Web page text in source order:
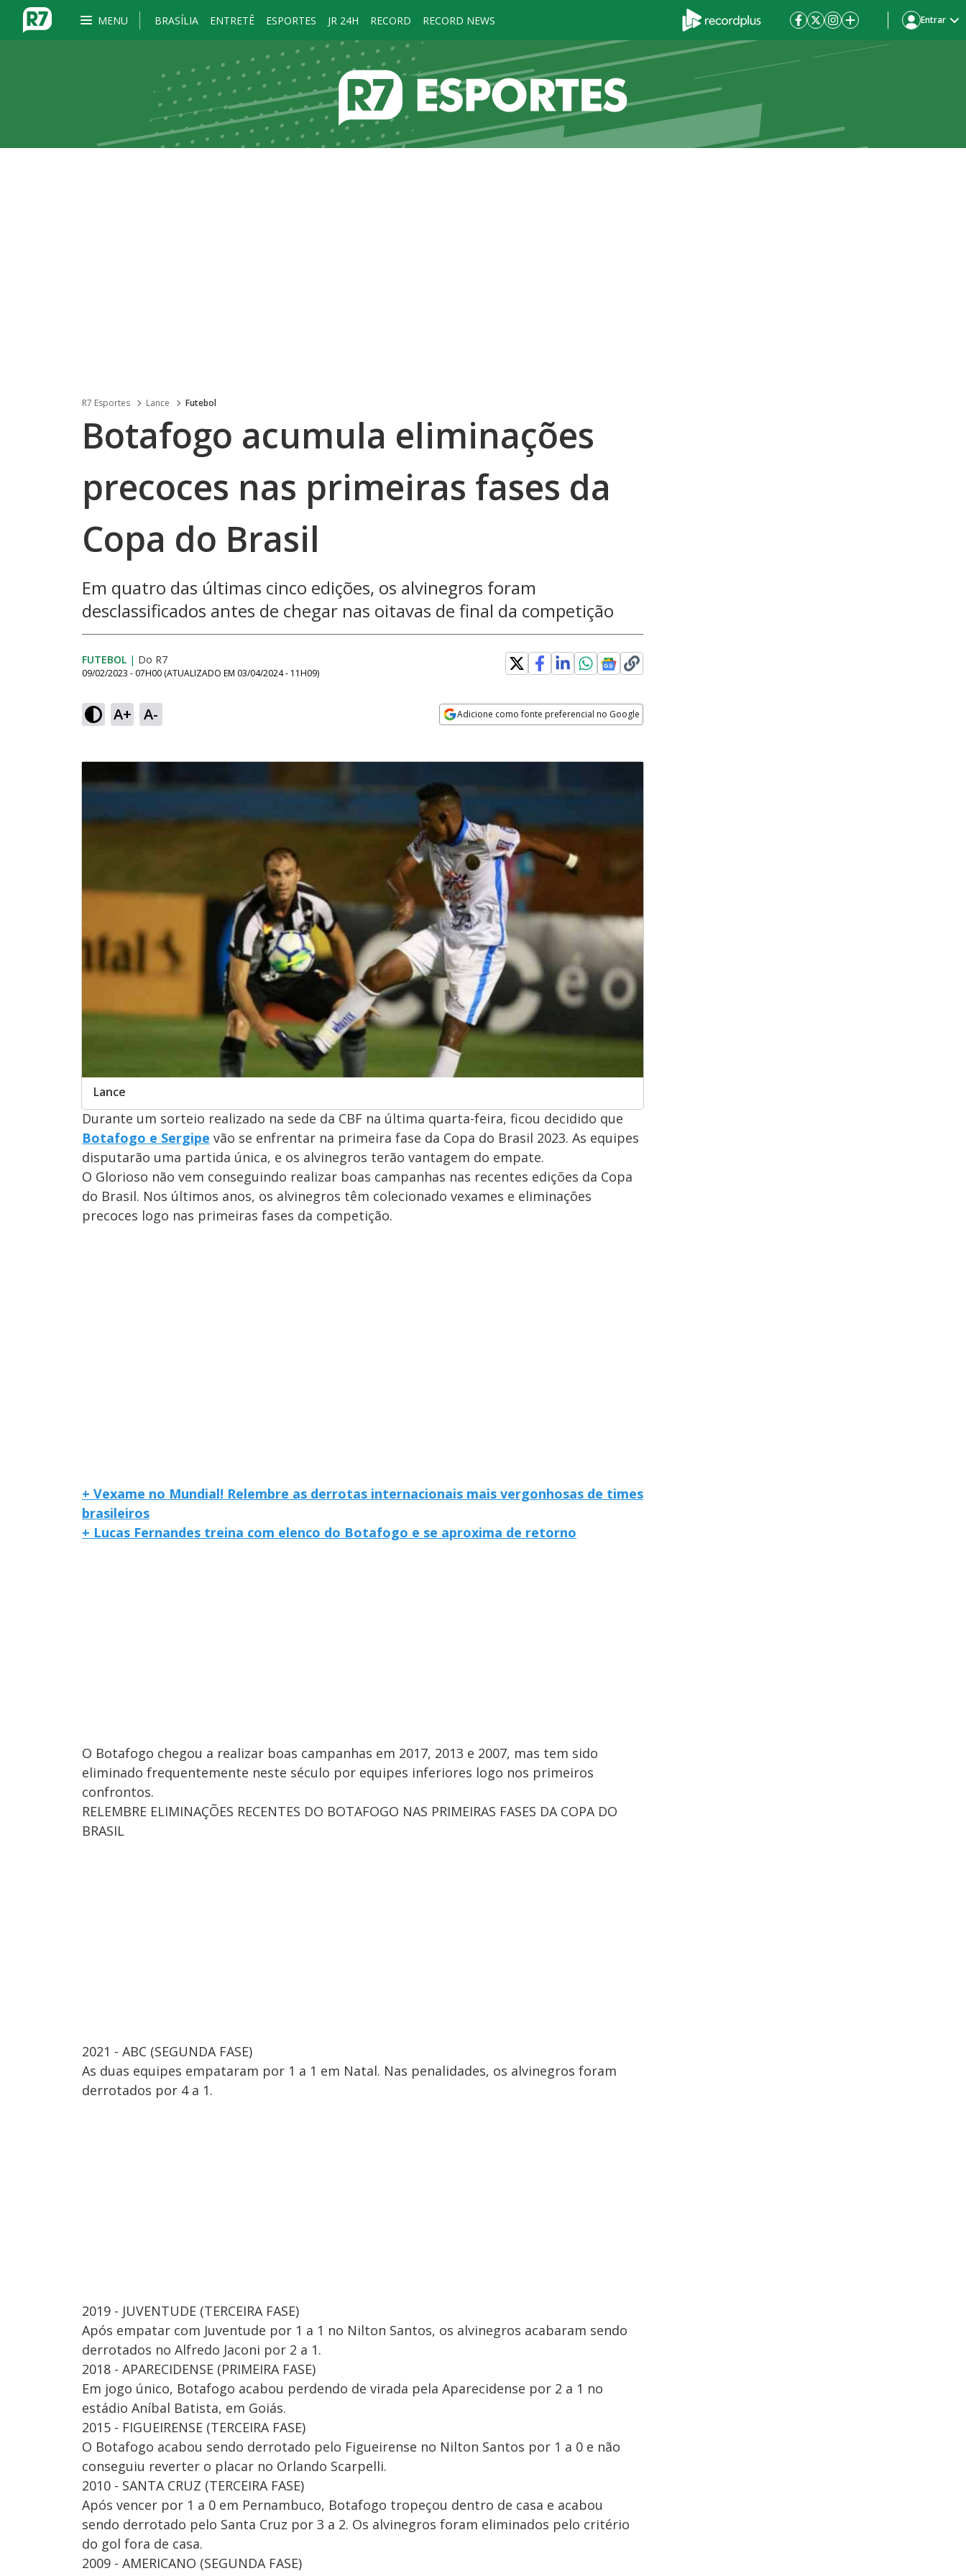
MENU BRASÍLIA ENTRETÊ ESPORTES JR 24H RECORD RECORD NEWS Entrar
R7 Esportes Lance Futebol
Botafogo acumula eliminações
precoces nas primeiras fases da
Copa do Brasil
Em quatro das últimas cinco edições, os alvinegros foram
desclassificados antes de chegar nas oitavas de final da competição
FUTEBOL | Do R7
09/02/2023 - 07H00 (ATUALIZADO EM 03/04/2024 - 11H09)
A+ A- Adicione como fonte preferencial no Google
Lance
Durante um sorteio realizado na sede da CBF na última quarta-feira, ficou decidido que
Botafogo e Sergipe vão se enfrentar na primeira fase da Copa do Brasil 2023. As equipes
disputarão uma partida única, e os alvinegros terão vantagem do empate.
O Glorioso não vem conseguindo realizar boas campanhas nas recentes edições da Copa
do Brasil. Nos últimos anos, os alvinegros têm colecionado vexames e eliminações
precoces logo nas primeiras fases da competição.
+ Vexame no Mundial! Relembre as derrotas internacionais mais vergonhosas de times
brasileiros
+ Lucas Fernandes treina com elenco do Botafogo e se aproxima de retorno
O Botafogo chegou a realizar boas campanhas em 2017, 2013 e 2007, mas tem sido
eliminado frequentemente neste século por equipes inferiores logo nos primeiros
confrontos.
RELEMBRE ELIMINAÇÕES RECENTES DO BOTAFOGO NAS PRIMEIRAS FASES DA COPA DO
BRASIL
2021 - ABC (SEGUNDA FASE)
As duas equipes empataram por 1 a 1 em Natal. Nas penalidades, os alvinegros foram
derrotados por 4 a 1.
2019 - JUVENTUDE (TERCEIRA FASE)
Após empatar com Juventude por 1 a 1 no Nilton Santos, os alvinegros acabaram sendo
derrotados no Alfredo Jaconi por 2 a 1.
2018 - APARECIDENSE (PRIMEIRA FASE)
Em jogo único, Botafogo acabou perdendo de virada pela Aparecidense por 2 a 1 no
estádio Aníbal Batista, em Goiás.
2015 - FIGUEIRENSE (TERCEIRA FASE)
O Botafogo acabou sendo derrotado pelo Figueirense no Nilton Santos por 1 a 0 e não
conseguiu reverter o placar no Orlando Scarpelli.
2010 - SANTA CRUZ (TERCEIRA FASE)
Após vencer por 1 a 0 em Pernambuco, Botafogo tropeçou dentro de casa e acabou
sendo derrotado pelo Santa Cruz por 3 a 2. Os alvinegros foram eliminados pelo critério
do gol fora de casa.
2009 - AMERICANO (SEGUNDA FASE)